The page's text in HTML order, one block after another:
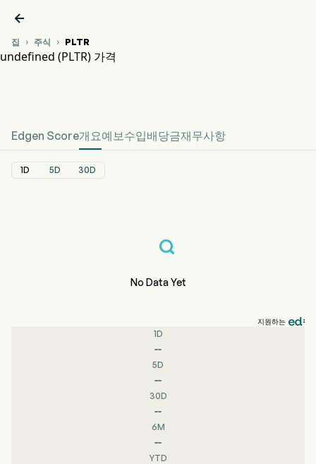

집  주식  PLTR
undefined (PLTR) 가격
Edgen Score개요예보수입배당금재무사항
1D 5D 30D
No Data Yet
지원하는
1D
--
5D
--
30D
--
6M
--
YTD